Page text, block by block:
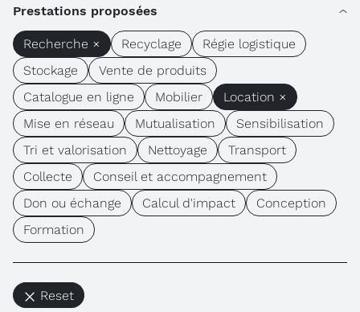
Prestations proposées
Recherche × Recyclage
Régie logistique
Stockage
Vente de produits
Catalogue en ligne
Mobilier
Location ×
Mise en réseau
Mutualisation
Sensibilisation
Tri et valorisation
Nettoyage
Transport
Collecte
Conseil et accompagnement
Don ou échange
Calcul d'impact
Conception
Formation
Reset